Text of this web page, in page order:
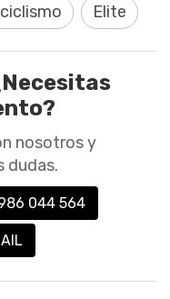
Elite
nosotros y
dudas.
044 564